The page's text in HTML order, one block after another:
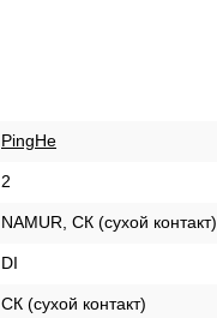
PingHe
2
NAMUR, СК (сухой контакт)
DI
СК (сухой контакт)